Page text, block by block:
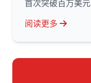
首次突破百万美元
阅读更多